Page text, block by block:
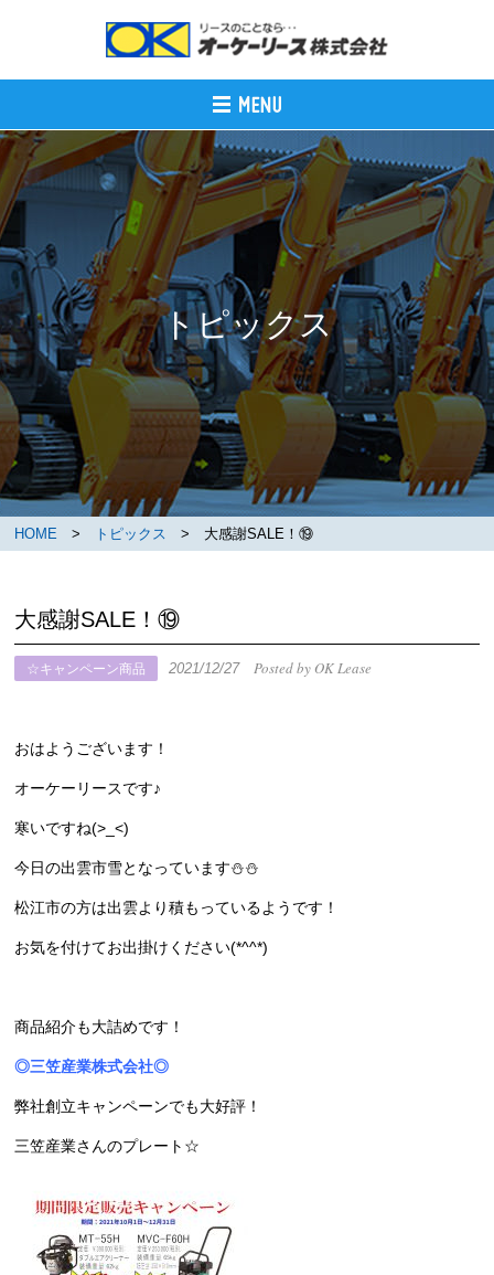
トピックス
HOME > トピックス > 大感謝SALE！⑲
大感謝SALE！⑲
☆キャンペーン商品 2021/12/27Posted by OK Lease
おはようございます！
オーケーリースです♪
寒いですね(>_<)
今日の出雲市雪となっています⛄⛄
松江市の方は出雲より積もっているようです！
お気を付けてお出掛けください(*^^*)
商品紹介も大詰めです！
◎三笠産業株式会社◎
弊社創立キャンペーンでも大好評！
三笠産業さんのプレート☆